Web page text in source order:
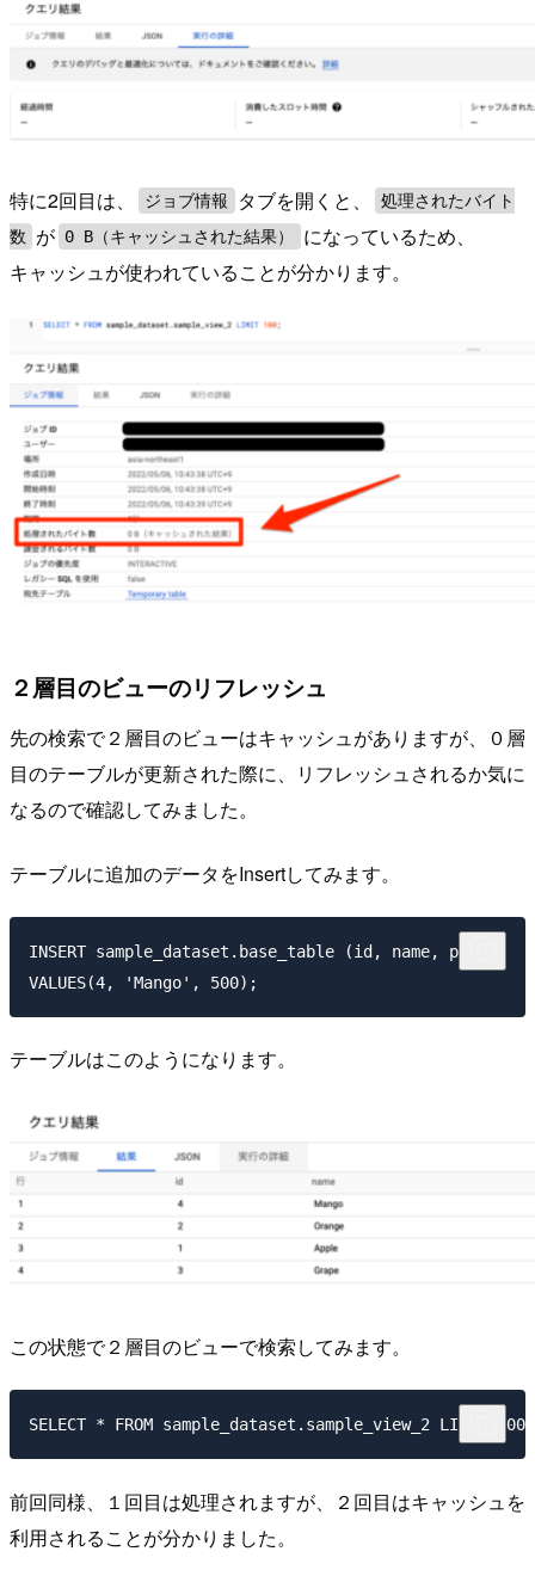
特に2回目は、 ジョブ情報 タブを開くと、
処理されたバイト
数
が 0 B（キャッシュされた結果）
になっているため、
キャッシュが使われていることが分かります。
２層目のビューのリフレッシュ
先の検索で２層目のビューはキャッシュがありますが、０層
目のテーブルが更新された際に、リフレッシュされるか気に
なるので確認してみました。
テーブルに追加のデータをInsertしてみます。
INSERT sample_dataset.base_table (id, name, price)
テーブルはこのようになります。
この状態で２層目のビューで検索してみます。
前回同様、１回目は処理されますが、２回目はキャッシュを
利用されることが分かりました。